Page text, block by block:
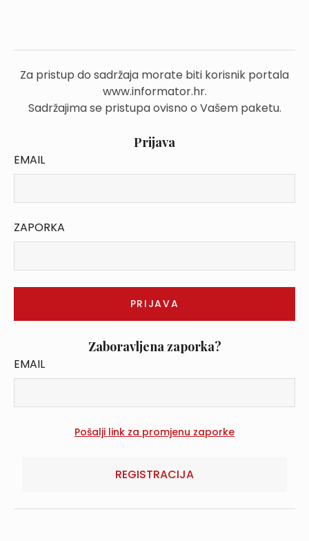
Za pristup do sadržaja morate biti korisnik portala
www.informator.hr.
Sadržajima se pristupa ovisno o Vašem paketu.
Prijava
EMAIL
ZAPORKA
Zaboravljena zaporka?
EMAIL
REGISTRACIJA